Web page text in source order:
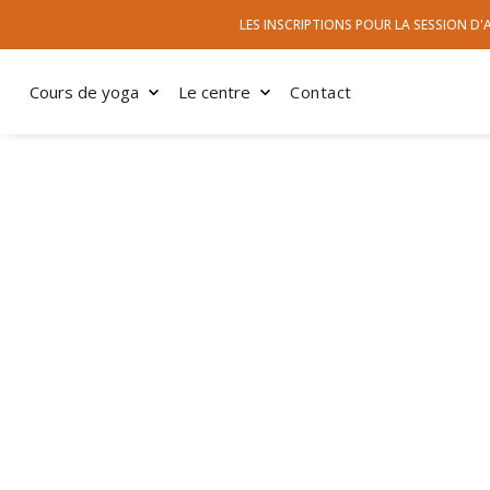
LES INSCRIPTIONS POUR LA SESSION
Cours de yoga Le centre Contact